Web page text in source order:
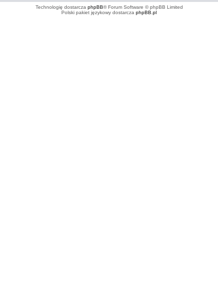
Technologię dostarcza phpBB® Forum Software © phpBB Limited
Polski pakiet językowy dostarcza phpBB.pl